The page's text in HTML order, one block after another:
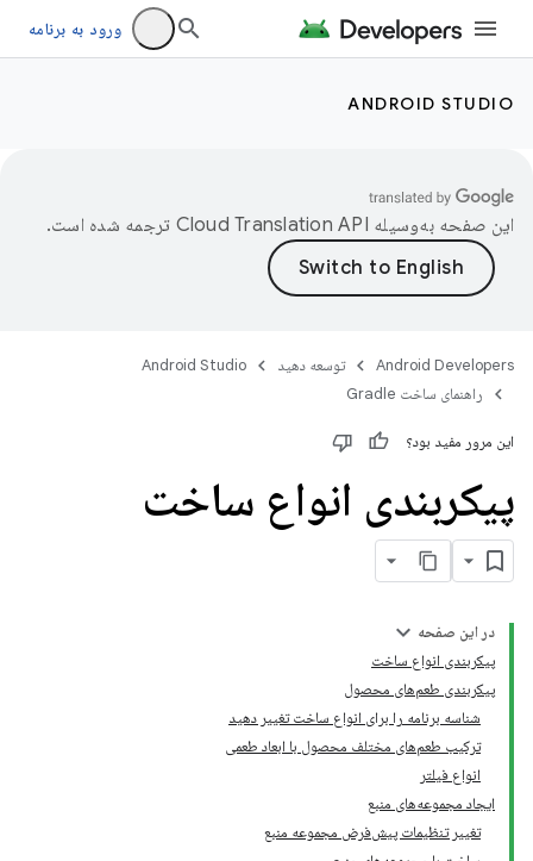
ورود به برنامه
ANDROID STUDIO
این صفحه به‌وسیله ترجمه شده است.
Android Developers توسعه دهید
Android Studio
راهنمای ساخت Gradle
این مرور مفید بود؟
پیکربندی انواع ساخت
در این صفحه
پیکربندی انواع ساخت
پیکربندی طعم‌های محصول
شناسه برنامه را برای انواع ساخت تغییر دهید
ترکیب طعم‌های مختلف محصول با ابعاد طعمی
انواع فیلتر
ایجاد مجموعه‌های منبع
تغییر تنظیمات پیش‌فرض مجموعه منبع